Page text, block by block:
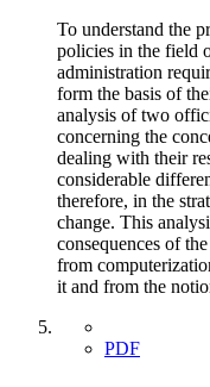
To understand the
policies in the field
administration
form the basis of
analysis of two
concerning the
dealing with their
considerable
therefore, in the
change. This
consequences of
from
it and from the
PDF